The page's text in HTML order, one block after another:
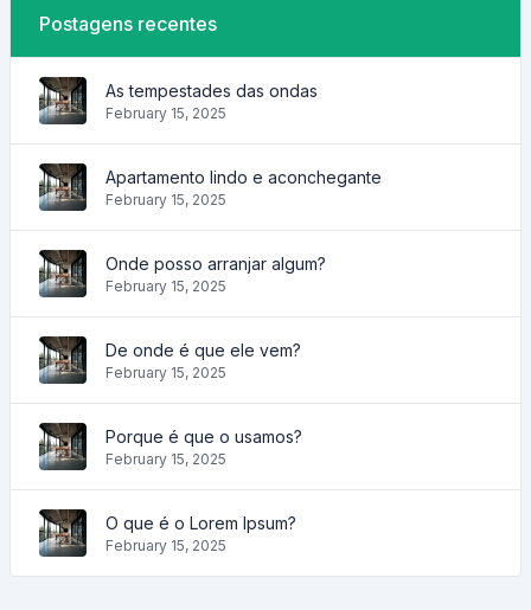
Postagens recentes
As tempestades das ondas
February 15, 2025
Apartamento lindo e aconchegante
February 15, 2025
Onde posso arranjar algum?
February 15, 2025
De onde é que ele vem?
February 15, 2025
Porque é que o usamos?
February 15, 2025
O que é o Lorem Ipsum?
February 15, 2025